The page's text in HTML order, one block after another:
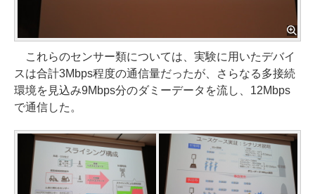
これらのセンサー類については、実験に用いたデバイ
スは合計3Mbps程度の通信量だったが、さらなる多接続
環境を見込み9Mbps分のダミーデータを流し、12Mbps
で通信した。